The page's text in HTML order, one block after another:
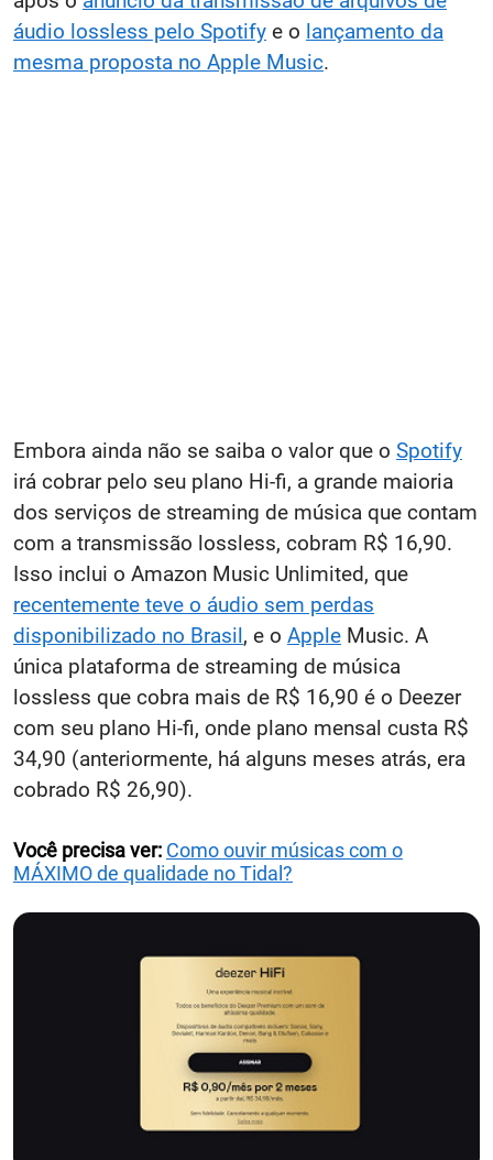
áudio lossless pelo Spotify e o lançamento da
mesma proposta no Apple Music.
Embora ainda não se saiba o valor que o Spotify
irá cobrar pelo seu plano Hi-fi, a grande maioria
dos serviços de streaming de música que contam
com a transmissão lossless, cobram R$ 16,90.
Isso inclui o Amazon Music Unlimited, que
recentemente teve o áudio sem perdas
disponibilizado no Brasil, e o Apple Music. A
única plataforma de streaming de música
lossless que cobra mais de R$ 16,90 é o Deezer
com seu plano Hi-fi, onde plano mensal custa R$
34,90 (anteriormente, há alguns meses atrás, era
cobrado R$ 26,90).
Você precisa ver: Como ouvir músicas com o
MÁXIMO de qualidade no Tidal?